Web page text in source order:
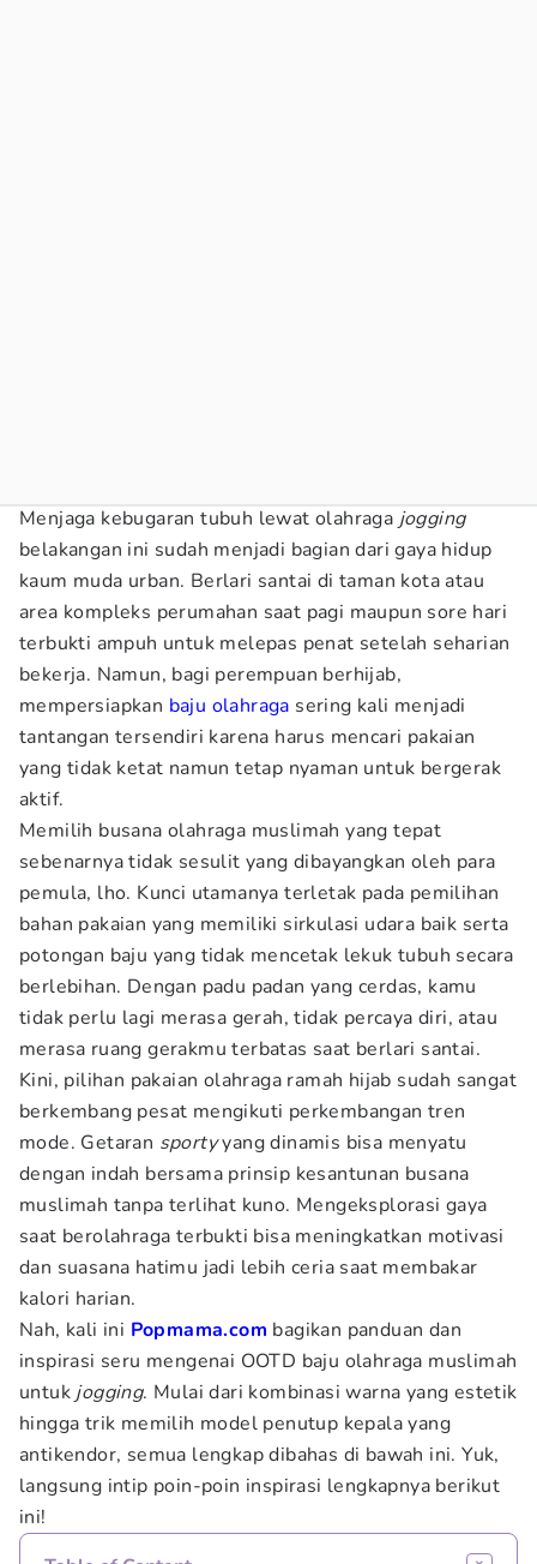
Menjaga kebugaran tubuh lewat olahraga jogging
belakangan ini sudah menjadi bagian dari gaya hidup
kaum muda urban. Berlari santai di taman kota atau
area kompleks perumahan saat pagi maupun sore hari
terbukti ampuh untuk melepas penat setelah seharian
bekerja. Namun, bagi perempuan berhijab,
mempersiapkan baju olahraga sering kali menjadi
tantangan tersendiri karena harus mencari pakaian
yang tidak ketat namun tetap nyaman untuk bergerak
aktif.
Memilih busana olahraga muslimah yang tepat
sebenarnya tidak sesulit yang dibayangkan oleh para
pemula, lho. Kunci utamanya terletak pada pemilihan
bahan pakaian yang memiliki sirkulasi udara baik serta
potongan baju yang tidak mencetak lekuk tubuh secara
berlebihan. Dengan padu padan yang cerdas, kamu
tidak perlu lagi merasa gerah, tidak percaya diri, atau
merasa ruang gerakmu terbatas saat berlari santai.
Kini, pilihan pakaian olahraga ramah hijab sudah sangat
berkembang pesat mengikuti perkembangan tren
mode. Getaran sportyyang dinamis bisa menyatu
dengan indah bersama prinsip kesantunan busana
muslimah tanpa terlihat kuno. Mengeksplorasi gaya
saat berolahraga terbukti bisa meningkatkan motivasi
dan suasana hatimu jadi lebih ceria saat membakar
kalori harian.
Nah, kali ini Popmama.com bagikan panduan dan
inspirasi seru mengenai OOTD baju olahraga muslimah
untuk jogging. Mulai dari kombinasi warna yang estetik
hingga trik memilih model penutup kepala yang
antikendor, semua lengkap dibahas di bawah ini. Yuk,
langsung intip poin-poin inspirasi lengkapnya berikut
ini!